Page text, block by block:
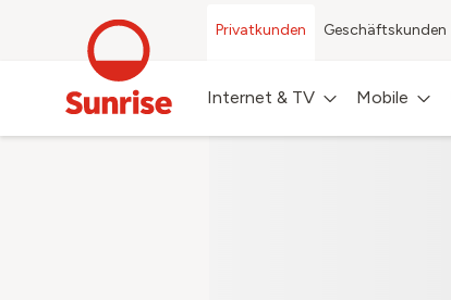
Privatkunden Geschäftskunden
Internet & TV Mobile